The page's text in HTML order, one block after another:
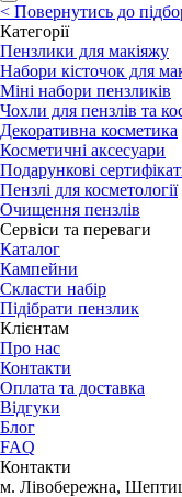
< Повернутись до
Категорії
Пензлики для макіяжу
Набори кісточок для
Міні набори пензликів
Чохли для пензлів та
Декоративна косметика
Косметичні аксесуари
Подарункові
Пензлі для косметології
Очищення пензлів
Сервіси та переваги
Каталог
Кампейни
Скласти набір
Підібрати пензлик
Клієнтам
Про нас
Контакти
Оплата та доставка
Відгуки
Блог
FAQ
Контакти
м. Лівобережна,